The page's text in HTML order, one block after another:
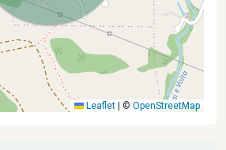
Leaflet © OpenStreetMap